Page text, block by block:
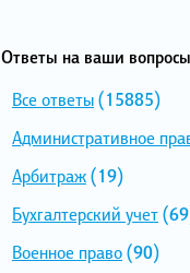
Ответы на ваши
Все ответы(15885)
Административное
Арбитраж(19)
Бухгалтерский учет
Военное право(90)